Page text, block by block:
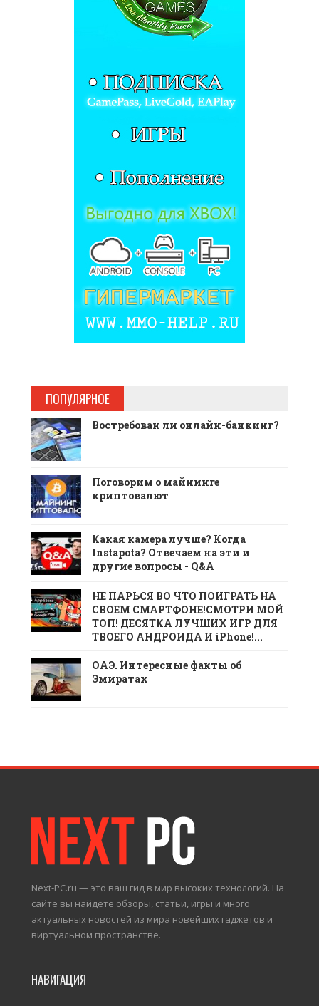
ПОПУЛЯРНОЕ
Востребован ли онлайн-банкинг?
Поговорим о майнинге
криптовалют
Какая камера лучше? Когда
Instapota? Отвечаем на эти и
другие вопросы - Q&A
НЕ ПАРЬСЯ ВО ЧТО ПОИГРАТЬ НА
СВОЕМ СМАРТФОНЕ!СМОТРИ МОЙ
ТОП! ДЕСЯТКА ЛУЧШИХ ИГР ДЛЯ
ТВОЕГО АНДРОИДА И iPhone!...
ОАЭ. Интересные факты об
Эмиратах
Next-PC.ru — это ваш гид в мир высоких технологий. На
сайте вы найдёте обзоры, статьи, игры и много
актуальных новостей из мира новейших гаджетов и
виртуальном пространстве.
НАВИГАЦИЯ